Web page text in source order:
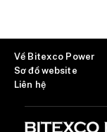
Về Bitexco Power
Sơ đồ website
Liên hệ